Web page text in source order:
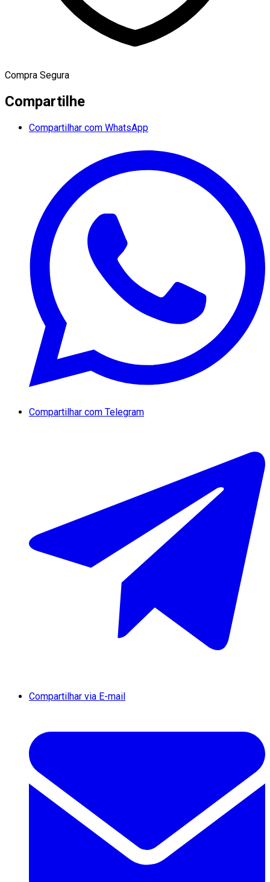
Compra Segura
Compartilhe
Compartilhar com WhatsApp
Compartilhar com Telegram
Compartilhar via E-mail